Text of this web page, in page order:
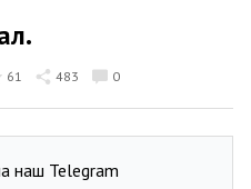
61 483 0
наш Telegram